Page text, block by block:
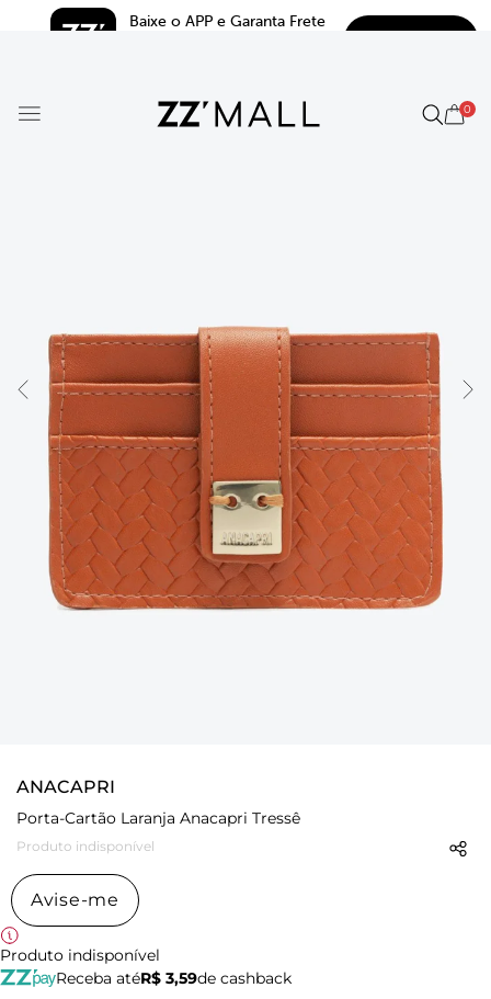
Baixe o APP e Garanta Frete
0
ANACAPRI
Porta-Cartão Laranja Anacapri Tressê
Produto indisponível
Avise-me
Produto indisponível
Receba atéR$ 3,59de cashback